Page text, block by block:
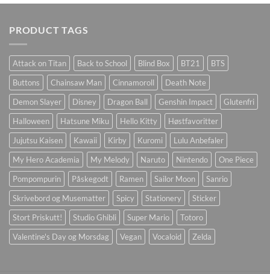
PRODUCT TAGS
Attack on Titan Back to School Blind Box BT21
BTS
Buttons
Chainsaw Man Cinnamoroll
Death Note
Demon Slayer
Disney Dragon Ball Genshin Impact
Glutenfri
Halloween
Hatsune Miku Hello Kitty
Høstfavoritter
Jujutsu Kaisen
Kawaii Kirby Kuromi
Lulu Anbefaler
My Hero Academia
My Melody Naruto Nintendo
One Piece
Pompompurin
Påskegodt Ramen Sailor Moon
Sanrio
Skrivebord og Musematter
Spicy Stationery
Sticker
Stort Priskutt!
Studio Ghibli Super Mario
Totoro
Valentine's Day og Morsdag
Vegan Vocaloid Zelda